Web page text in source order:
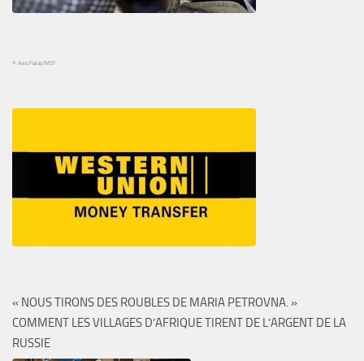
© Avra Fialas/MSF
« NOUS TIRONS DES ROUBLES DE MARIA PETROVNA. »
COMMENT LES VILLAGES D’AFRIQUE TIRENT DE L’ARGENT DE LA
RUSSIE